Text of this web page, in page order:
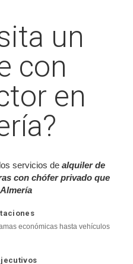
un
con
en
servicios de alquiler de
con chófer privado que
económicas hasta vehículos